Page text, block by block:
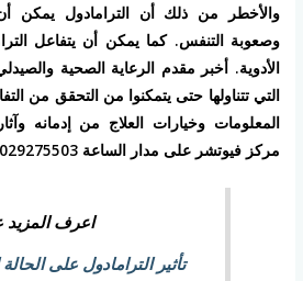
والأخطر من ذلك أن الترامادول يمكن
وصعوبة التنفس. كما يمكن أن يتفاعل
الأدوية. أخبر مقدم الرعاية الصحية
التي تتناولها حتى يتمكنوا من التحقق من
المعلومات وخيارات العلاج من إدمانه
مركز فيوتشر على مدار الساعة 01029275503.
اعرف المزيد
تأثير الترامادول على